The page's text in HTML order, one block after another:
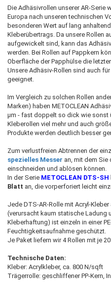
Die Adhäsivrollen unserer AR-Serie
Europa nach unseren technischen
besonderen Wert auf lang
Kleberübertrags. Da unsere Rollen
aufgewickelt sind, kann das
werden. Bei Rollen auf Pappkern
Oberfläche der Papphülse die
Unsere Adhäsiv-Rollen sind auch
geeignet.
Im Vergleich zu solchen Rollen
Marken) haben METOCLEAN
µm - fast doppelt so dick wie sonst
Kleberollen viel mehr und auch
Produkte werden deutlich besser
Zum verlustfreien Abtrennen der
spezielles Messer an, mit dem Sie
einschneiden und ablösen können.
In der Serie METOCLEAN DTS-SH
Blatt an, die vorperforiert leicht
Jede DTS-AR-Rolle mit Acryl-
(verursacht kaum statische Ladung
Kleberhaftung) ist einzeln in einer
Feuchtigkeitsaufnahme geschützt.
Je Paket liefern wir 4 Rollen mit je
Technische Daten:
Kleber: Acrylkleber, ca. 800 N/sqft
Trägerrolle: geschliffener PP-Kern,